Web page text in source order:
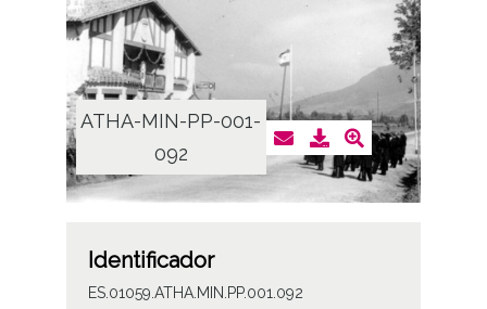
ATHA-MIN-PP-001-
092
Identificador
ES.01059.ATHA.MIN.PP.001.092